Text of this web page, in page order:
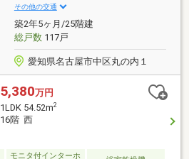
その他の交通
築2年5ヶ月/25階建
総戸数117戸
愛知県名古屋市中区丸の内１
5,380万円
1LDK 54.52m2
16階 西
モニタ付インターホ